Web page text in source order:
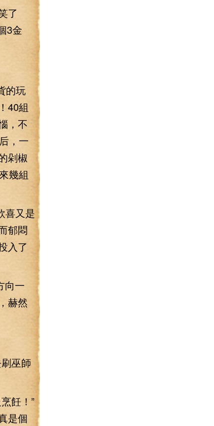
了
3金
的玩
40組
，不
，一
剁椒
幾組
喜又是
郁悶
入了
向一
赫然
巫師
飪！”
是個